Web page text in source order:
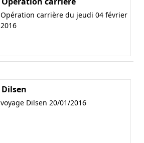
Opération carrière du jeudi 04 février
2016
Dilsen
voyage Dilsen 20/01/2016